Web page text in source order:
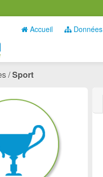
Accueil Données
Sport